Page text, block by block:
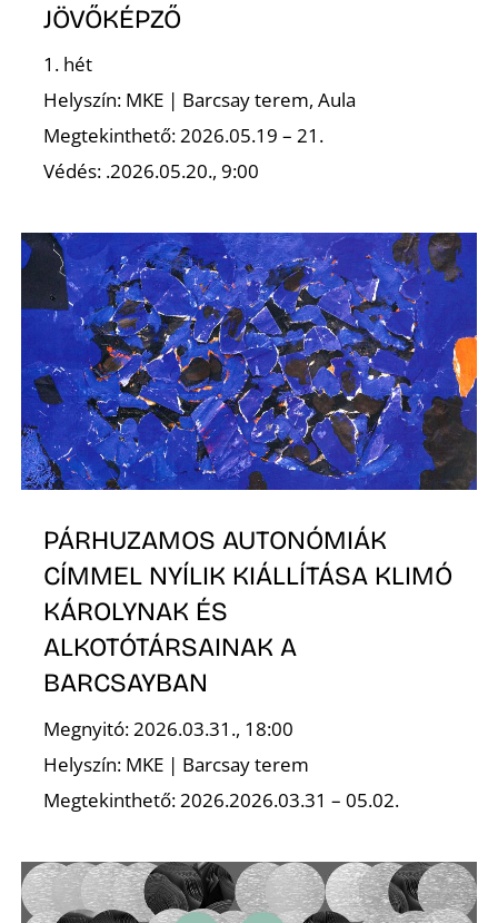
JÖVŐKÉPZŐ
1. hét
Helyszín: MKE | Barcsay terem, Aula
Megtekinthető: 2026.05.19 – 21.
Védés: .2026.05.20., 9:00
PÁRHUZAMOS AUTONÓMIÁK
CÍMMEL NYÍLIK KIÁLLÍTÁSA KLIMÓ
KÁROLYNAK ÉS
ALKOTÓTÁRSAINAK A
BARCSAYBAN
Megnyitó: 2026.03.31., 18:00
Helyszín: MKE | Barcsay terem
Megtekinthető: 2026.2026.03.31 – 05.02.